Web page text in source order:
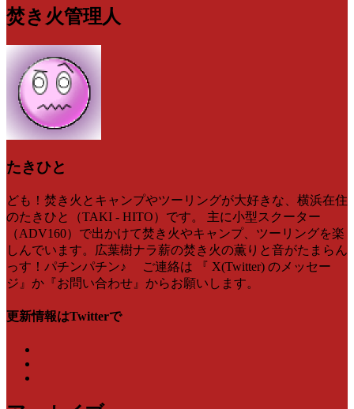
焚き火管理人
たきひと
ども！焚き火とキャンプやツーリングが大好きな、横浜在住
のたきひと（TAKI - HITO）です。 主に小型スクーター
（ADV160）で出かけて焚き火やキャンプ、ツーリングを楽
しんでいます。広葉樹ナラ薪の焚き火の薫りと音がたまらん
っす！パチンパチン♪ ご連絡は 『 X(Twitter) のメッセー
ジ』か『お問い合わせ』からお願いします。
更新情報はTwitterで